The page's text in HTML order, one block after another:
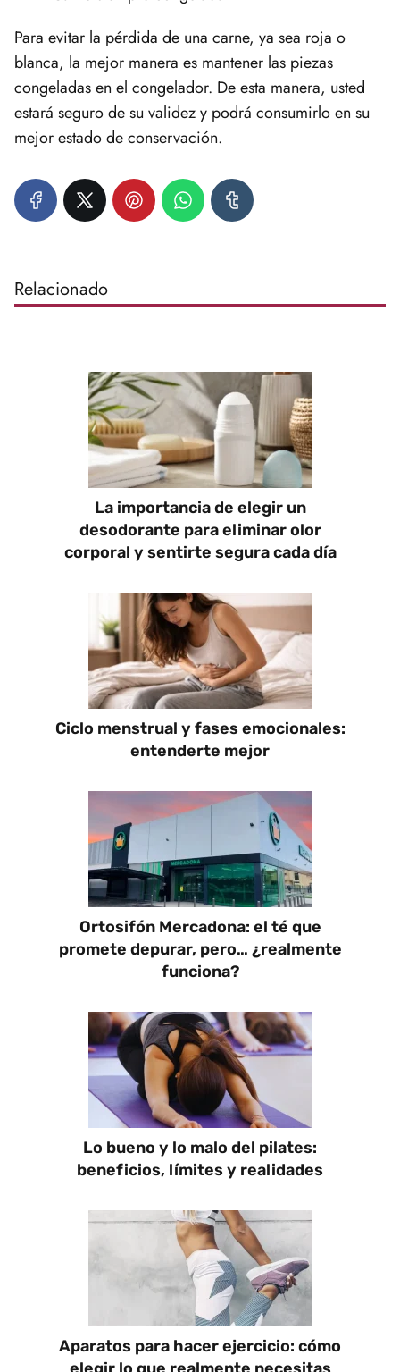
Para evitar la pérdida de una carne, ya sea roja o
blanca, la mejor manera es mantener las piezas
congeladas en el congelador. De esta manera, usted
estará seguro de su validez y podrá consumirlo en su
mejor estado de conservación.
Relacionado
La importancia de elegir un
desodorante para eliminar olor
corporal y sentirte segura cada día
Ciclo menstrual y fases emocionales:
entenderte mejor
Ortosifón Mercadona: el té que
promete depurar, pero… ¿realmente
funciona?
Lo bueno y lo malo del pilates:
beneficios, límites y realidades
Aparatos para hacer ejercicio: cómo